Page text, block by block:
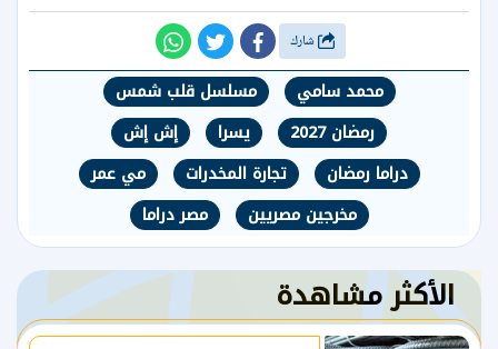
محمد سامي
مسلسل قلب شمس
رمضان 2027
يسرا
إش إش
دراما رمضان
تجارة المخدرات
مي عمر
مخرجين مصريين
مصر دراما
الأكثر مشاهدة